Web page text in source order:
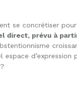
se concrétiser
direct, prévu à
espace